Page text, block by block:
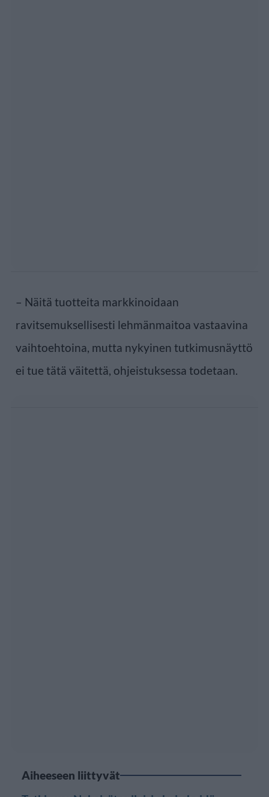
– Näitä tuotteita markkinoidaan
ravitsemuksellisesti lehmänmaitoa vastaavina
vaihtoehtoina, mutta nykyinen tutkimusnäyttö
ei tue tätä väitettä, ohjeistuksessa todetaan.
Aiheeseen liittyvät